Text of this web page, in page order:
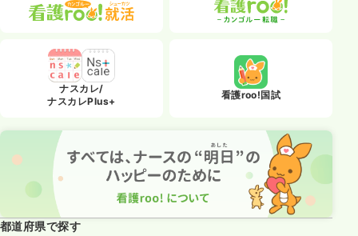
ナスカレ/
ナスカレPlus+
看護roo!国試
都道府県で探す